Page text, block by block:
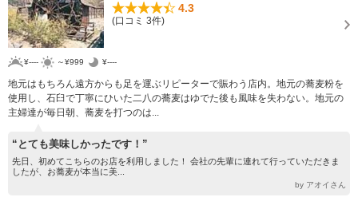
4.3
(口コミ 3件)
¥---- ～¥999 ¥----
地元はもちろん遠方からも足を運ぶリピーターで賑わう店内。地元の蕎麦粉を
使用し、石臼で丁寧にひいた二八の蕎麦はゆでた後も風味を失わない。地元の
主婦達が毎日朝、蕎麦を打つのは...
“とても美味しかったです！”
先日、初めてこちらのお店を利用しました！ 会社の先輩に連れて行っていただきま
したが、お蕎麦が本当に美...
by アオイさん